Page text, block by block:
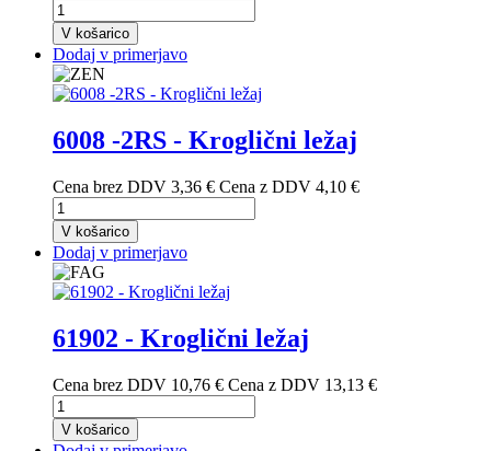
V košarico
Dodaj v primerjavo
6008 -2RS - Kroglični ležaj
Cena brez DDV 3,36 € Cena z DDV 4,10 €
V košarico
Dodaj v primerjavo
61902 - Kroglični ležaj
Cena brez DDV 10,76 € Cena z DDV 13,13 €
V košarico